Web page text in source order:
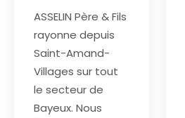
ASSELIN Père & Fils
rayonne depuis
Saint-Amand-
Villages sur tout
le secteur de
Bayeux. Nous